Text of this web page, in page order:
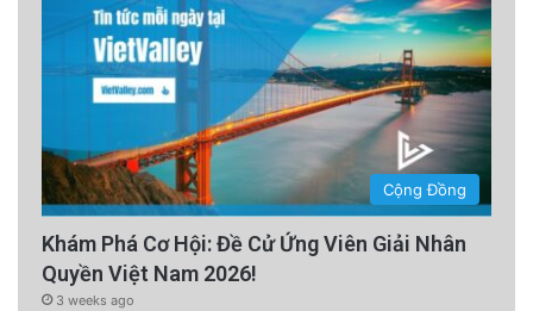
Cộng Đồng
Khám Phá Cơ Hội: Đề Cử Ứng Viên Giải Nhân
Quyền Việt Nam 2026!
3 weeks ago